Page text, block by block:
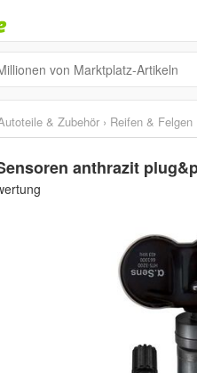
& Zubehör › Reifen & Felgen
anthrazit